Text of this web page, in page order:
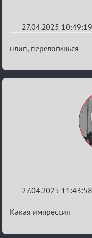
27.04.2025 10:49:19
Re:
о
нлип, перелогинься
27.04.2025 11:43:58
Re:
Какая импрессия